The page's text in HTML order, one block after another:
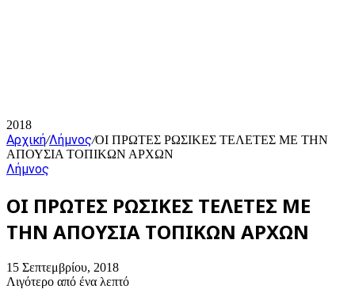
2018
Αρχική/Λήμνος/ΟΙ ΠΡΩΤΕΣ ΡΩΣΙΚΕΣ ΤΕΛΕΤΕΣ ΜΕ ΤΗΝ
ΑΠΟΥΣΙΑ ΤΟΠΙΚΩΝ ΑΡΧΩΝ
Λήμνος
ΟΙ ΠΡΩΤΕΣ ΡΩΣΙΚΕΣ ΤΕΛΕΤΕΣ ΜΕ
ΤΗΝ ΑΠΟΥΣΙΑ ΤΟΠΙΚΩΝ ΑΡΧΩΝ
15 Σεπτεμβρίου, 2018
Λιγότερο από ένα λεπτό